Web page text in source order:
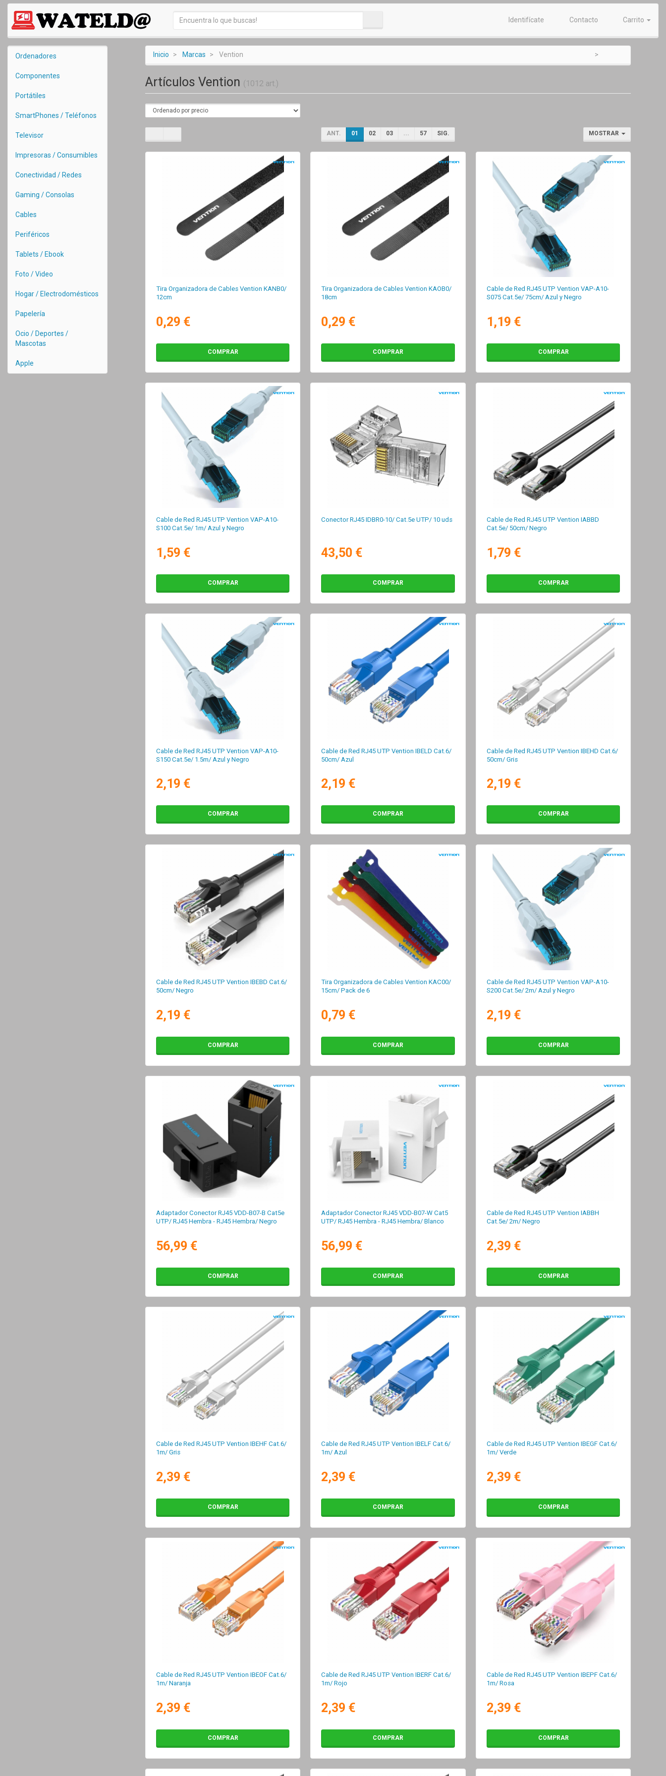
Identifícate Contacto Carrito
Ordenadores
Componentes
Portátiles
SmartPhones / Teléfonos
Televisor
Impresoras / Consumibles
Conectividad / Redes
Gaming / Consolas
Cables
Periféricos
Tablets / Ebook
Foto / Video
Hogar / Electrodomésticos
Papelería
Ocio / Deportes /
Mascotas
Apple
Inicio Marcas Vention
Artículos Vention (1012 art.)
ANT. 01 02 03 ... 57 SIG. MOSTRAR
Tira Organizadora de Cables Vention KANB0/
12cm
0,29 €
COMPRAR
Tira Organizadora de Cables Vention KAOB0/
18cm
0,29 €
COMPRAR
Cable de Red RJ45 UTP Vention VAP-A10-
S075 Cat.5e/ 75cm/ Azul y Negro
1,19 €
COMPRAR
Cable de Red RJ45 UTP Vention VAP-A10-
S100 Cat.5e/ 1m/ Azul y Negro
1,59 €
COMPRAR
Conector RJ45 IDBR0-10/ Cat.5e UTP/ 10 uds
43,50 €
COMPRAR
Cable de Red RJ45 UTP Vention IABBD
Cat.5e/ 50cm/ Negro
1,79 €
COMPRAR
Cable de Red RJ45 UTP Vention VAP-A10-
S150 Cat.5e/ 1.5m/ Azul y Negro
2,19 €
COMPRAR
Cable de Red RJ45 UTP Vention IBELD Cat.6/
50cm/ Azul
2,19 €
COMPRAR
Cable de Red RJ45 UTP Vention IBEHD Cat.6/
50cm/ Gris
2,19 €
COMPRAR
Cable de Red RJ45 UTP Vention IBEBD Cat.6/
50cm/ Negro
2,19 €
COMPRAR
Tira Organizadora de Cables Vention KAC00/
15cm/ Pack de 6
0,79 €
COMPRAR
Cable de Red RJ45 UTP Vention VAP-A10-
S200 Cat.5e/ 2m/ Azul y Negro
2,19 €
COMPRAR
Adaptador Conector RJ45 VDD-B07-B Cat5e
UTP/ RJ45 Hembra - RJ45 Hembra/ Negro
56,99 €
COMPRAR
Adaptador Conector RJ45 VDD-B07-W Cat5
UTP/ RJ45 Hembra - RJ45 Hembra/ Blanco
56,99 €
COMPRAR
Cable de Red RJ45 UTP Vention IABBH
Cat.5e/ 2m/ Negro
2,39 €
COMPRAR
Cable de Red RJ45 UTP Vention IBEHF Cat.6/
1m/ Gris
2,39 €
COMPRAR
Cable de Red RJ45 UTP Vention IBELF Cat.6/
1m/ Azul
2,39 €
COMPRAR
Cable de Red RJ45 UTP Vention IBEGF Cat.6/
1m/ Verde
2,39 €
COMPRAR
Cable de Red RJ45 UTP Vention IBEOF Cat.6/
1m/ Naranja
2,39 €
COMPRAR
Cable de Red RJ45 UTP Vention IBERF Cat.6/
1m/ Rojo
2,39 €
COMPRAR
Cable de Red RJ45 UTP Vention IBEPF Cat.6/
1m/ Rosa
2,39 €
COMPRAR